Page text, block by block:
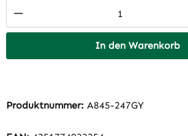
Produkt Anzahl: Gib den
In den Warenkorb
Produktnummer: A845-247GY